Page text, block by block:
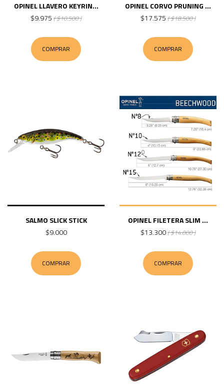
OPINEL LLAVERO KEYRIN...
$9.975 ( $10.500 )
COMPRAR
OPINEL CORVO PRUNING ...
$17.575 ( $18.500 )
COMPRAR
SALMO SLICK STICK
$9.000
COMPRAR
OPINEL FILETERA SLIM ...
$13.300( $14.000 )
COMPRAR